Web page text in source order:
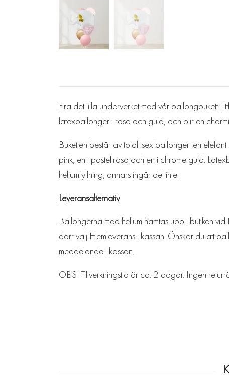
Fira det lilla underverket med vår ballongbukett
latexballonger i rosa och guld, och blir en
Buketten består av totalt sex ballonger: en
pink, en i pastellrosa och en i chrome guld.
heliumfyllning, annars ingår det inte.
Leveransalternativ
Ballongerna med helium hämtas upp i butiken
dörr välj Hemleverans i kassan. Önskar du att
meddelande i kassan.
OBS! Tillverkningstid är ca. 2 dagar. Ingen